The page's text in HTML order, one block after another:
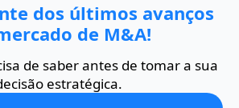
dos últimos avanços
de M&A!
de saber antes de tomar a sua
estratégica.